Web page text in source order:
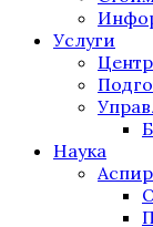
Услуги
Наука